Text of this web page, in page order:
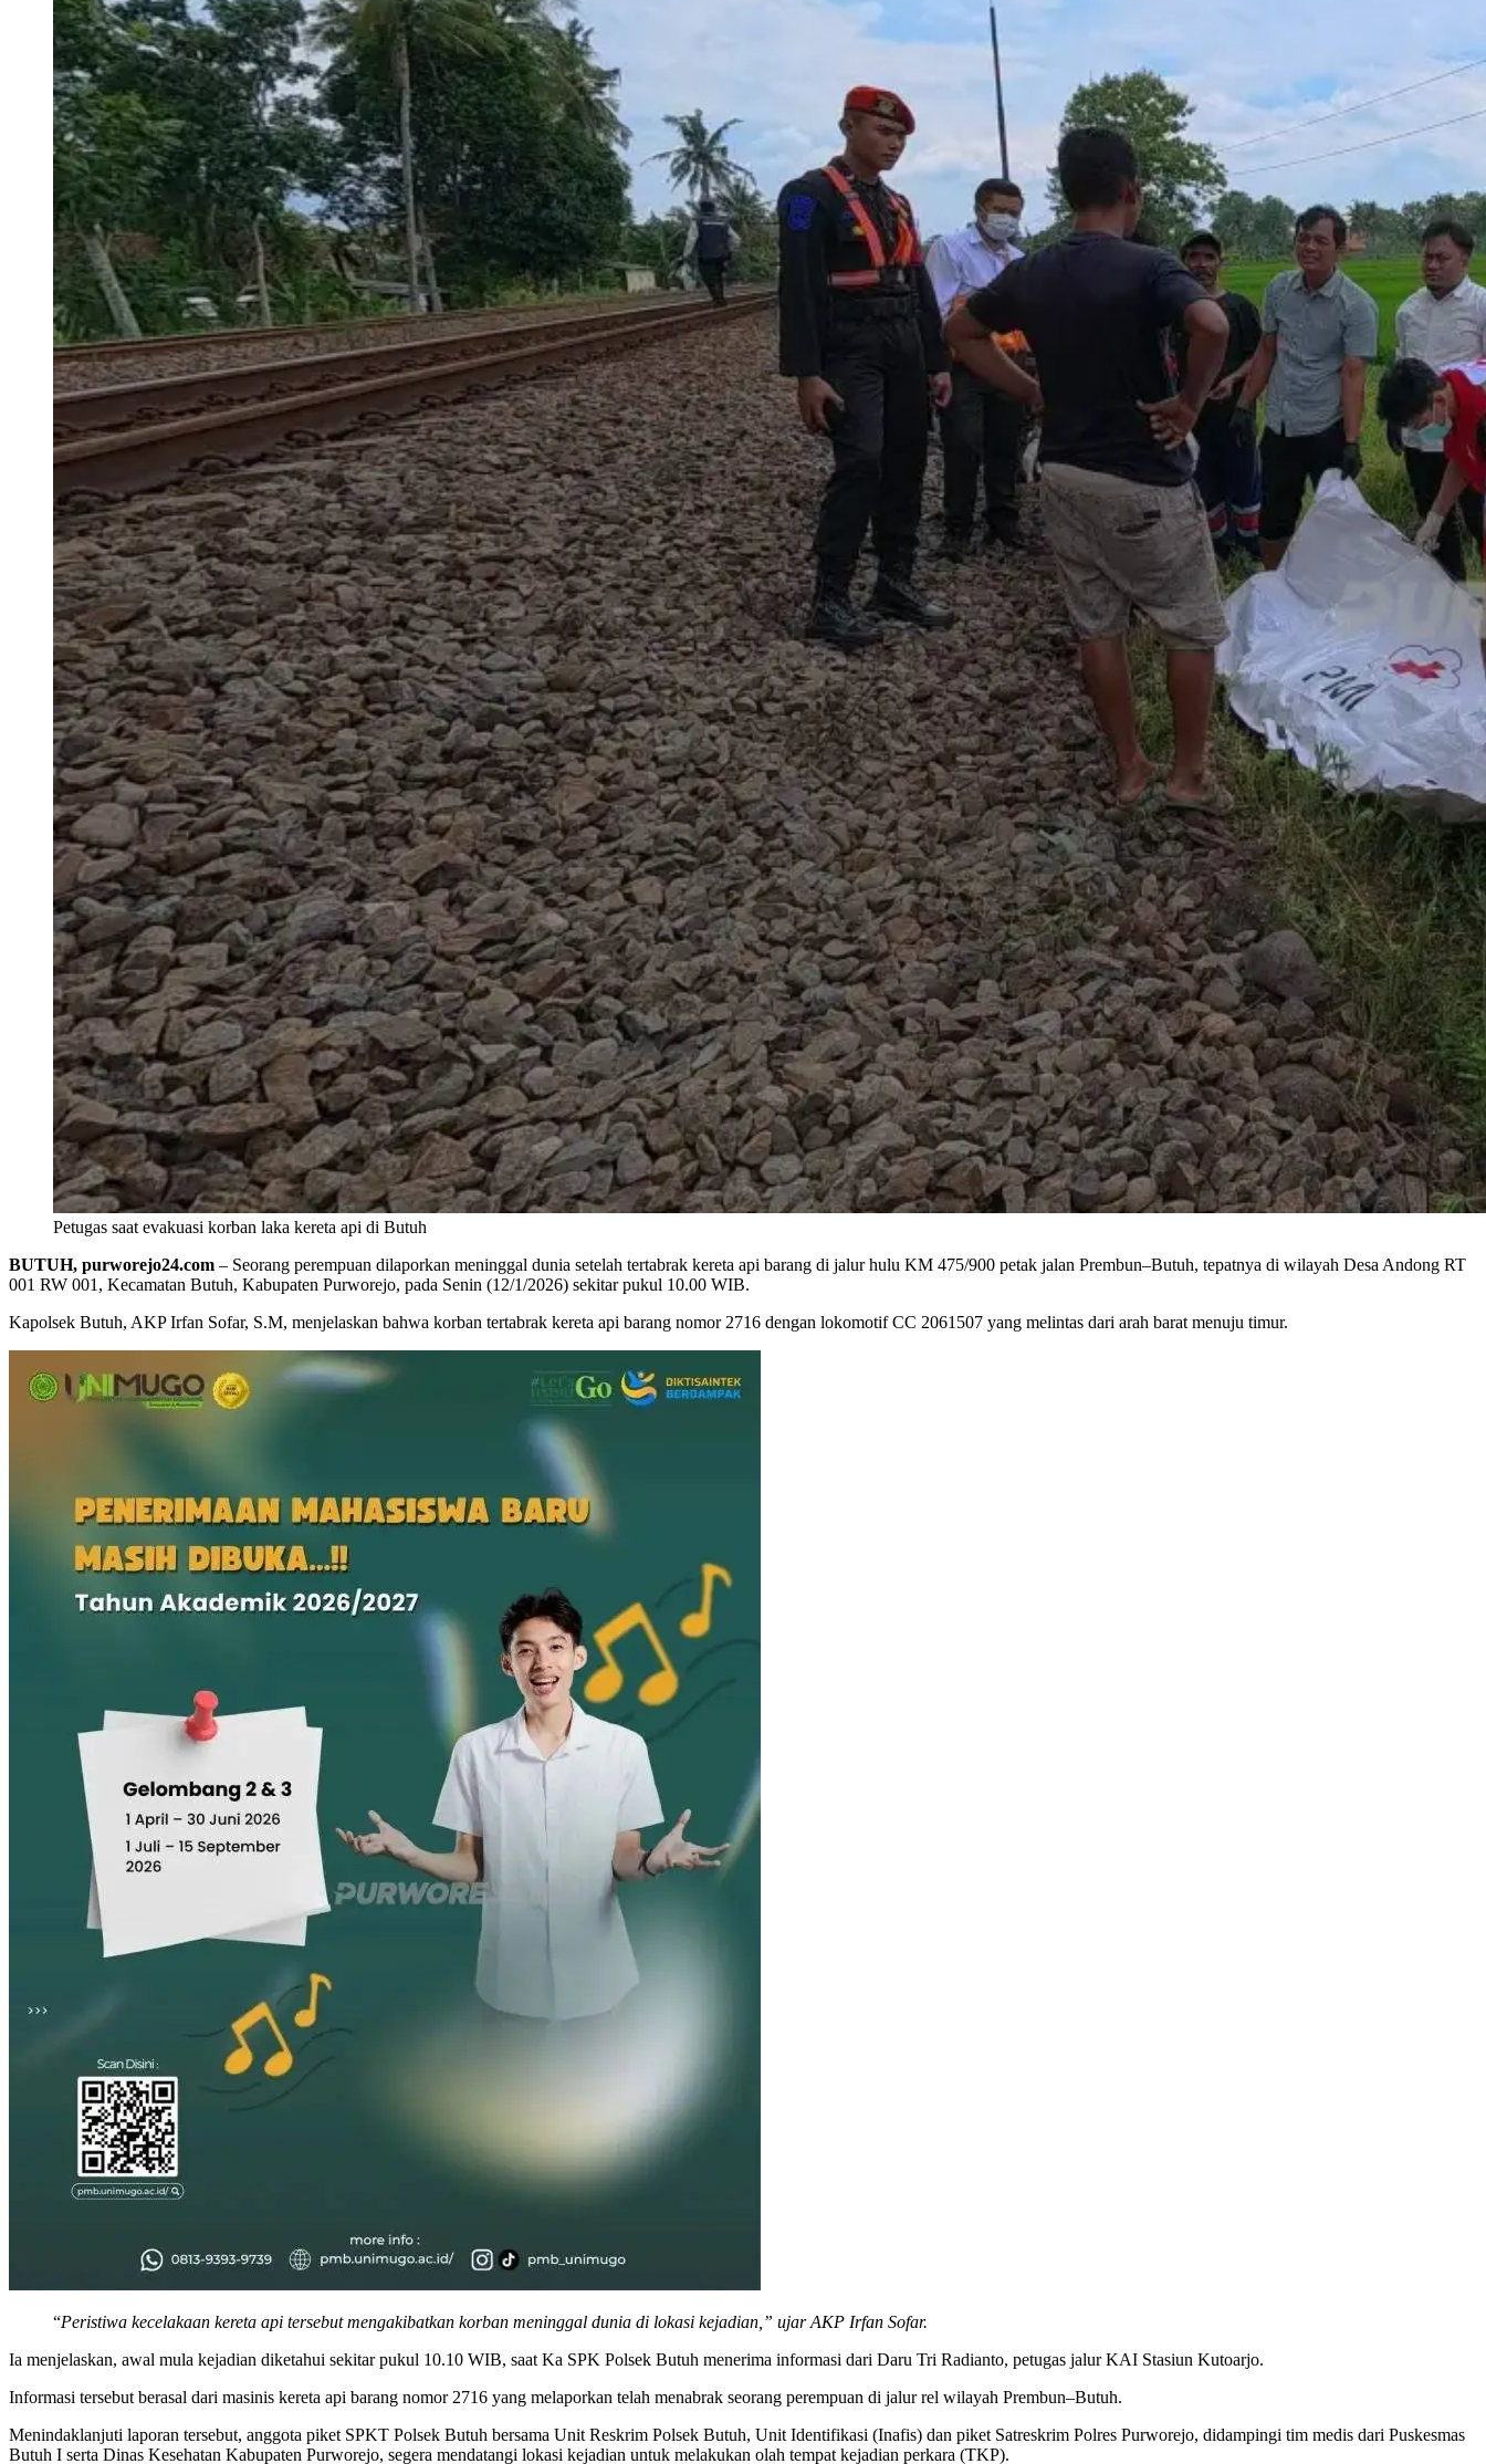
Petugas saat evakuasi korban laka kereta api di Butuh
BUTUH, purworejo24.com – Seorang perempuan dilaporkan meninggal dunia setelah tertabrak kereta api barang di jalur hulu KM 475/900 petak jalan Prembun–Butuh, tepatnya di wilayah Desa Andong RT
001 RW 001, Kecamatan Butuh, Kabupaten Purworejo, pada Senin (12/1/2026) sekitar pukul 10.00 WIB.
Kapolsek Butuh, AKP Irfan Sofar, S.M, menjelaskan bahwa korban tertabrak kereta api barang nomor 2716 dengan lokomotif CC 2061507 yang melintas dari arah barat menuju timur.
“Peristiwa kecelakaan kereta api tersebut mengakibatkan korban meninggal dunia di lokasi kejadian,” ujar AKP Irfan Sofar.
Ia menjelaskan, awal mula kejadian diketahui sekitar pukul 10.10 WIB, saat Ka SPK Polsek Butuh menerima informasi dari Daru Tri Radianto, petugas jalur KAI Stasiun Kutoarjo.
Informasi tersebut berasal dari masinis kereta api barang nomor 2716 yang melaporkan telah menabrak seorang perempuan di jalur rel wilayah Prembun–Butuh.
Menindaklanjuti laporan tersebut, anggota piket SPKT Polsek Butuh bersama Unit Reskrim Polsek Butuh, Unit Identifikasi (Inafis) dan piket Satreskrim Polres Purworejo, didampingi tim medis dari Puskesmas
Butuh I serta Dinas Kesehatan Kabupaten Purworejo, segera mendatangi lokasi kejadian untuk melakukan olah tempat kejadian perkara (TKP).